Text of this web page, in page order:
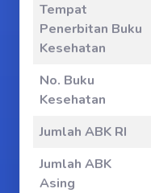
Tempat
Penerbitan Buku
Kesehatan
No. Buku
Kesehatan
Jumlah ABK RI
Jumlah ABK
Asing